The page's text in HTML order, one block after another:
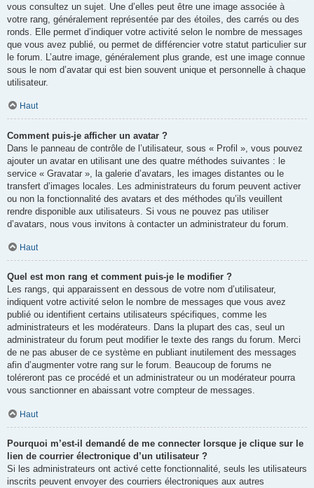
vous consultez un sujet. Une d’elles peut être une image associée à
votre rang, généralement représentée par des étoiles, des carrés ou des
ronds. Elle permet d’indiquer votre activité selon le nombre de messages
que vous avez publié, ou permet de différencier votre statut particulier sur
le forum. L’autre image, généralement plus grande, est une image connue
sous le nom d’avatar qui est bien souvent unique et personnelle à chaque
utilisateur.
Haut
Comment puis-je afficher un avatar ?
Dans le panneau de contrôle de l’utilisateur, sous « Profil », vous pouvez
ajouter un avatar en utilisant une des quatre méthodes suivantes : le
service « Gravatar », la galerie d’avatars, les images distantes ou le
transfert d’images locales. Les administrateurs du forum peuvent activer
ou non la fonctionnalité des avatars et des méthodes qu’ils veuillent
rendre disponible aux utilisateurs. Si vous ne pouvez pas utiliser
d’avatars, nous vous invitons à contacter un administrateur du forum.
Haut
Quel est mon rang et comment puis-je le modifier ?
Les rangs, qui apparaissent en dessous de votre nom d’utilisateur,
indiquent votre activité selon le nombre de messages que vous avez
publié ou identifient certains utilisateurs spécifiques, comme les
administrateurs et les modérateurs. Dans la plupart des cas, seul un
administrateur du forum peut modifier le texte des rangs du forum. Merci
de ne pas abuser de ce système en publiant inutilement des messages
afin d’augmenter votre rang sur le forum. Beaucoup de forums ne
toléreront pas ce procédé et un administrateur ou un modérateur pourra
vous sanctionner en abaissant votre compteur de messages.
Haut
Pourquoi m’est-il demandé de me connecter lorsque je clique sur le
lien de courrier électronique d’un utilisateur ?
Si les administrateurs ont activé cette fonctionnalité, seuls les utilisateurs
inscrits peuvent envoyer des courriers électroniques aux autres